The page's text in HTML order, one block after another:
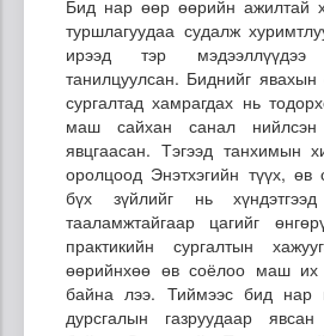
Бид нар өөр өөрийн ажилтай
туршлагуудаа судалж
ирээд тэр
танилцуулсан. Биднийг
сургалтад хамрагдах нь
маш сайхан санал нийлсэн
явцгаасан. Тэгээд танхимын
оролцоод Энэтхэгийн түүх,
бүх зүйлийг нь
тааламжтайгаар цагийг
практикийн сургалтын
өөрийнхөө өв соёлоо маш их
байна лээ. Тиймээс бид нар
дурсгалын газруудаар